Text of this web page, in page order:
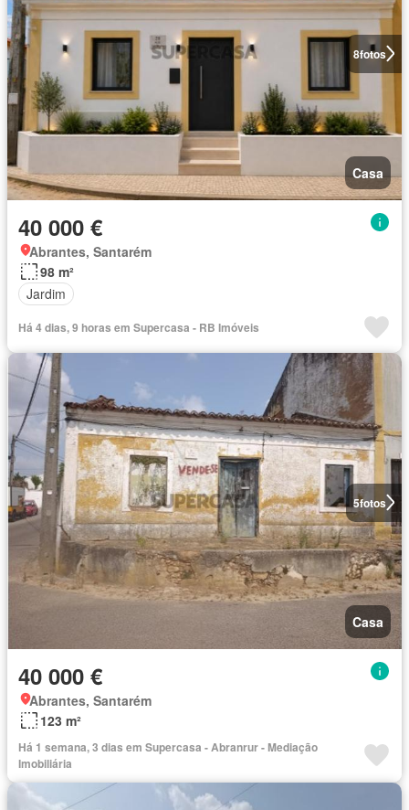
8fotos
Casa
40 000 €
Abrantes, Santarém
98 m²
Jardim
Há 4 dias, 9 horas em Supercasa - RB Imóveis
5fotos
Casa
40 000 €
Abrantes, Santarém
123 m²
Há 1 semana, 3 dias em Supercasa - Abranrur - Mediação
Imobiliária